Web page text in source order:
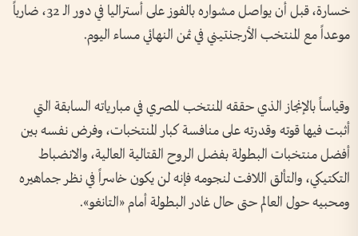
خسارة، قبل أن يواصل مشواره بالفوز على أستراليا في دور الـ 32، ضارباً
موعداً مع المنتخب الأرجنتيني في ثمن النهائي مساء اليوم.
وقياساً بالإنجاز الذي حققه المنتخب المصري في مبارياته السابقة التي
أثبت فيها قوته وقدرته على منافسة كبار المنتخبات، وفرض نفسه بين
أفضل منتخبات البطولة بفضل الروح القتالية العالية، والانضباط
التكتيكي، والتألق اللافت لنجومه فإنه لن يكون خاسراً في نظر جماهيره
ومحبيه حول العالم حتى حال غادر البطولة أمام «التانغو».